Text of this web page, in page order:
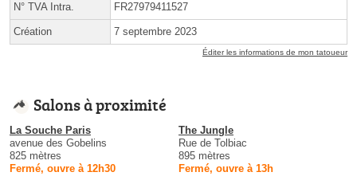
N° TVA Intra. FR27979411527
Création 7 septembre 2023
Éditer les informations de mon tatoueur
Salons à proximité
La Souche Paris
avenue des Gobelins
825 mètres
Fermé, ouvre à 12h30
The Jungle
Rue de Tolbiac
895 mètres
Fermé, ouvre à 13h